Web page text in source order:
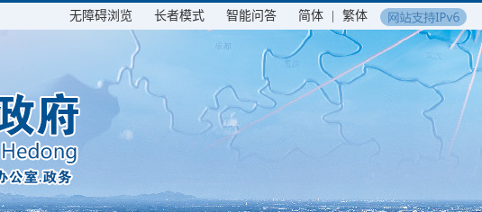
无障碍浏览 长者模式 智能问答 简体 繁体